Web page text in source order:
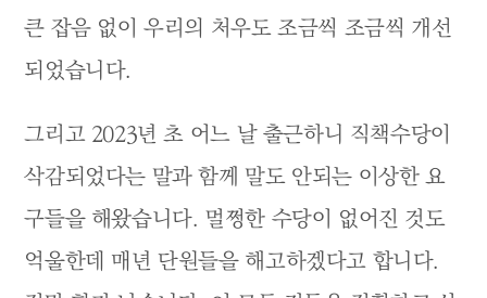
큰 잡음 없이 우리의 처우도 조금씩 조금씩 개선
되었습니다.
그리고 2023년 초 어느 날 출근하니 직책수당이
삭감되었다는 말과 함께 말도 안되는 이상한 요
구들을 해왔습니다. 멀쩡한 수당이 없어진 것도
억울한데 매년 단원들을 해고하겠다고 합니다.